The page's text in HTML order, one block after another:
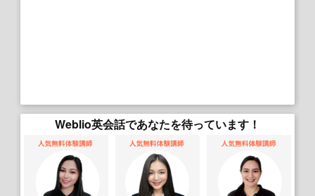
Weblio英会話であなたを待っています！